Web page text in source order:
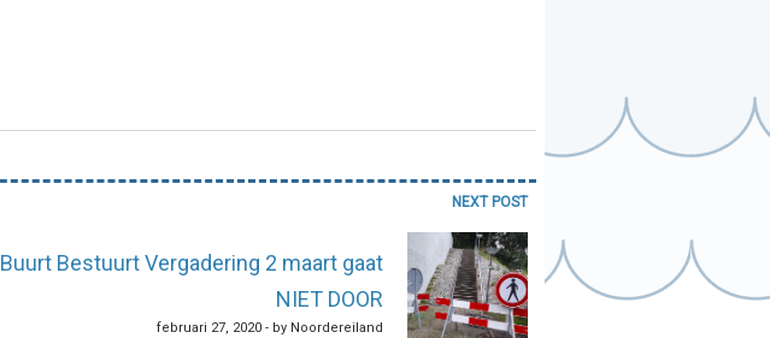
NEXT POST
Buurt Bestuurt Vergadering 2 maart gaat
NIET DOOR
februari 27, 2020 - by Noordereiland